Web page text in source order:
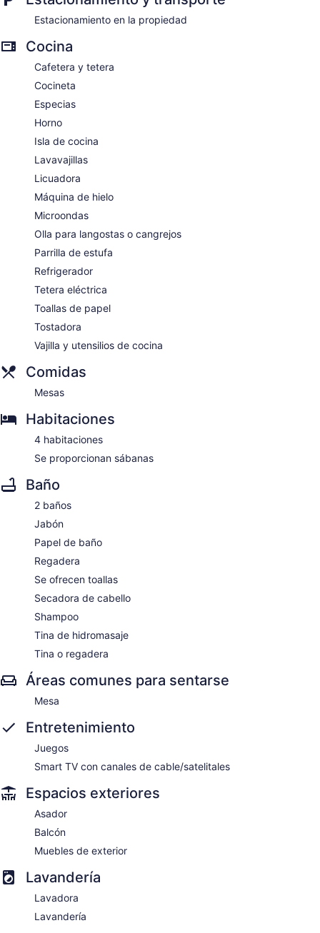
Estacionamiento en la propiedad
Cocina
Cafetera y tetera
Cocineta
Especias
Horno
Isla de cocina
Lavavajillas
Licuadora
Máquina de hielo
Microondas
Olla para langostas o cangrejos
Parrilla de estufa
Refrigerador
Tetera eléctrica
Toallas de papel
Tostadora
Vajilla y utensilios de cocina
Comidas
Mesas
Habitaciones
4 habitaciones
Se proporcionan sábanas
Baño
2 baños
Jabón
Papel de baño
Regadera
Se ofrecen toallas
Secadora de cabello
Shampoo
Tina de hidromasaje
Tina o regadera
Áreas comunes para sentarse
Mesa
Entretenimiento
Juegos
Smart TV con canales de cable/satelitales
Espacios exteriores
Asador
Balcón
Muebles de exterior
Lavandería
Lavadora
Lavandería